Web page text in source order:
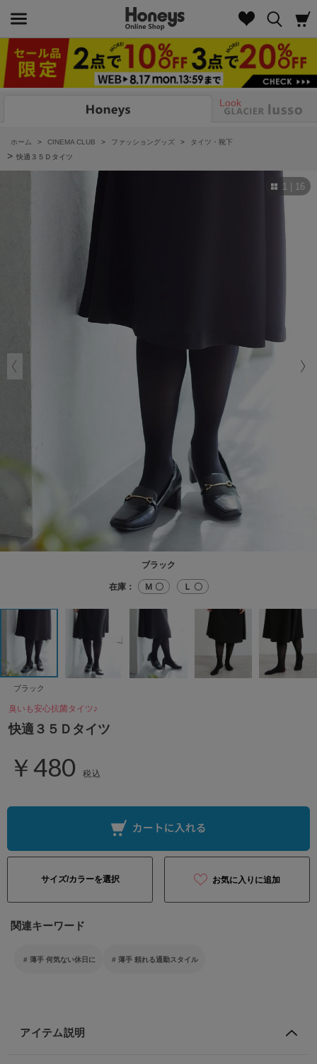
Look
ホーム > CINEMA CLUB > ファッショングッズ > タイツ・靴下
> 快適３５Ｄタイツ
1 | 16
ブラック
在庫： Ｍ 〇 Ｌ 〇
ブラック
臭いも安心抗菌タイツ♪
快適３５Ｄタイツ
￥480 税込
サイズ/カラーを選択 お気に入りに追加
関連キーワード
薄手 何気ない休日に 薄手 頼れる通勤スタイル
アイテム説明